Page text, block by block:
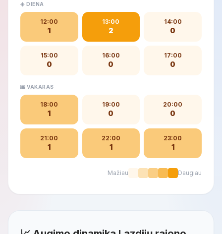
☀️ DIENA
12:00
1
13:00
2
14:00
0
15:00
0
16:00
0
17:00
0
🌆 VAKARAS
18:00
1
19:00
0
20:00
0
21:00
1
22:00
1
23:00
1
Mažiau Daugiau